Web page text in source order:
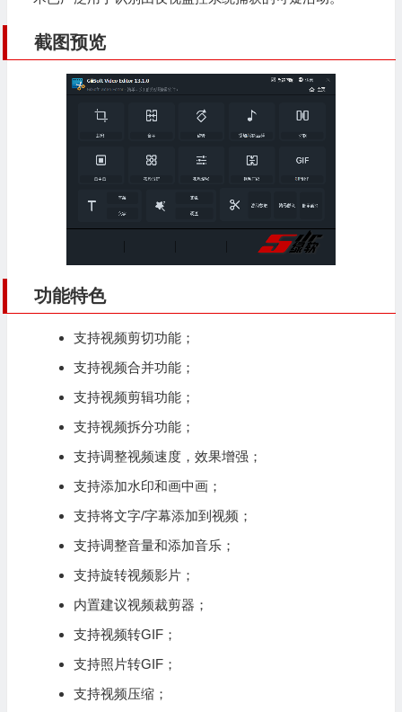
截图预览
功能特色
支持视频剪切功能；
支持视频合并功能；
支持视频剪辑功能；
支持视频拆分功能；
支持调整视频速度，效果增强；
支持添加水印和画中画；
支持将文字/字幕添加到视频；
支持调整音量和添加音乐；
支持旋转视频影片；
内置建议视频裁剪器；
支持视频转GIF；
支持照片转GIF；
支持视频压缩；